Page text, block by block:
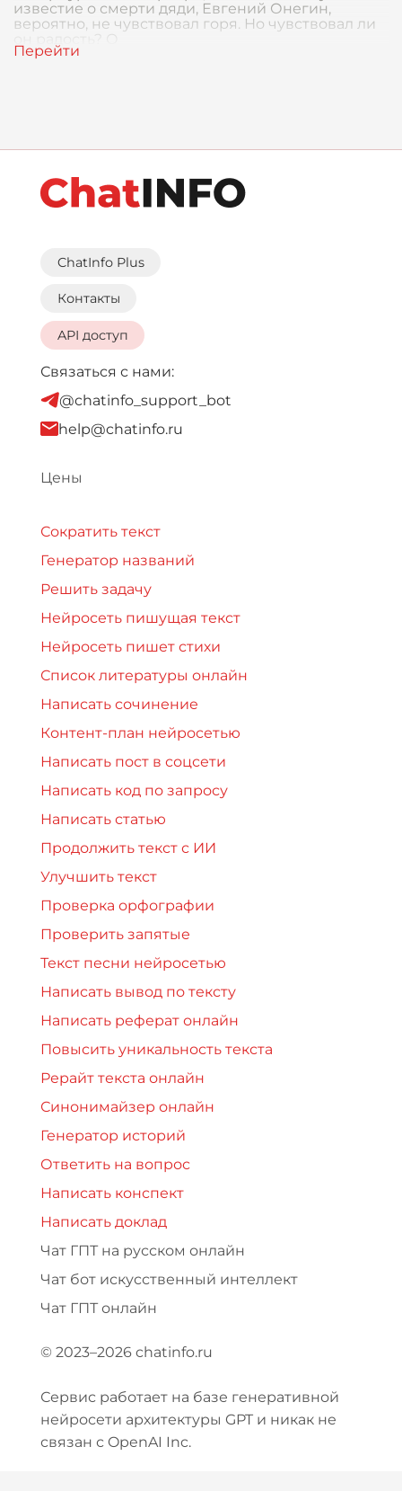
известие о смерти дяди, Евгений Онегин,
вероятно, не чувствовал горя. Но чувствовал ли
он радость? О
ChatInfo Plus
Контакты
API доступ
Связаться с нами:
@chatinfo_support_bot
help@chatinfo.ru
Цены
Сократить текст
Генератор названий
Решить задачу
Нейросеть пишущая текст
Нейросеть пишет стихи
Список литературы онлайн
Написать сочинение
Контент-план нейросетью
Написать пост в соцсети
Написать код по запросу
Написать статью
Продолжить текст с ИИ
Улучшить текст
Проверка орфографии
Проверить запятые
Текст песни нейросетью
Написать вывод по тексту
Написать реферат онлайн
Повысить уникальность текста
Рерайт текста онлайн
Синонимайзер онлайн
Генератор историй
Ответить на вопрос
Написать конспект
Написать доклад
Чат ГПТ на русском онлайн
Чат бот искусственный интеллект
Чат ГПТ онлайн
© 2023–2026 chatinfo.ru
Сервис работает на базе генеративной
нейросети архитектуры GPT и никак не
связан с OpenAI Inc.